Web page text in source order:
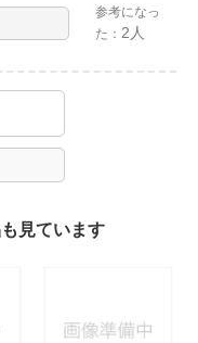
参考になっ
た： 2人
見ています